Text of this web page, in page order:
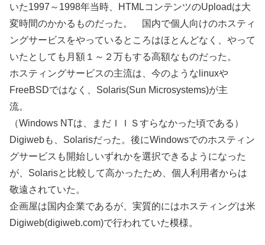
いた1997～1998年当時、HTMLコンテンツのUploadは大
変時間のかかるものだった。 国内で個人向けのホスティ
ングサービスをやっているところはほとんどなく、やって
いたとしても月額１～２万もする高額なものだった。
ホスティングサービスの主流は、今のようなlinuxや
FreeBSDではなく、Solaris(Sun Microsystems)が主
流。
（Windows NTは、まだＩＩＳすらなかった頃である）
Digiwebも、Solarisだった。後にWindowsでのホスティン
グサービスも開始しいずれかを選択できるようになった
が、Solarisと比較して高かったため、個人利用者からは
敬遠されていた。
企画屋は国内企業であるが、実質的にはホスティングは米
Digiweb(digiweb.com)で行われていた模様。